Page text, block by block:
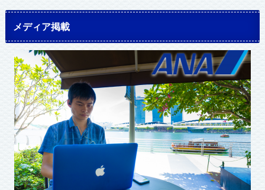
メディア掲載